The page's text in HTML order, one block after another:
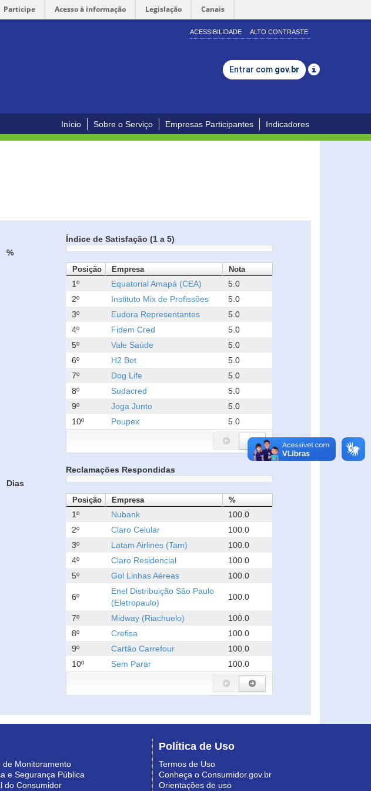
Participe Acesso à informação Legislação Canais
ACESSIBILIDADE ALTO CONTRASTE
Entrar com gov.br
Início Sobre o Serviço Empresas Participantes Indicadores
%
Índice de Satisfação (1 a 5)
Posição Empresa Nota
1º Equatorial Amapá (CEA)
5.0
2º
Instituto Mix de Profissões
5.0
3º
Eudora Representantes
5.0
4º
Fidem Cred
5.0
5º
Vale Saúde
5.0
6º
H2 Bet
5.0
7º
Dog Life
5.0
8º
Sudacred
5.0
9º
Joga Junto
5.0
10º
Poupex 5.0
Dias
Reclamações Respondidas
Posição Empresa %
1º Nubank
100.0
2º
Claro Celular
100.0
3º
Latam Airlines (Tam)
100.0
4º
Claro Residencial
100.0
5º
Gol Linhas Aéreas 100.0
6º
Enel Distribuição São Paulo
(Eletropaulo)
100.0
7º Midway (Riachuelo)
100.0
8º
Crefisa
100.0
9º
Cartão Carrefour
100.0
10º
Sem Parar 100.0
de Monitoramento
e Segurança Pública
do Consumidor
Política de Uso
Termos de Uso
Conheça o Consumidor.gov.br
Orientações de uso